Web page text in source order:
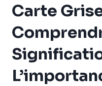
Carte